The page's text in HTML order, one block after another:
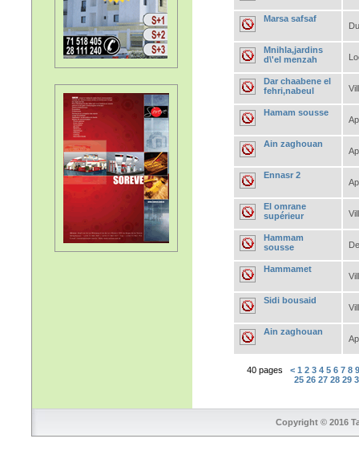
Marsa safsaf
Mnihla,jardins
d\'el menzah
Dar chaabene el
fehri,nabeul
Hamam sousse
Ain zaghouan
Ennasr 2
El omrane
supérieur
Hammam
sousse
Hammamet
Sidi bousaid
Ain zaghouan
40 pages < 1 2 3 4 5 6 7 8
25 26 27 28 29
Copyright © 2016